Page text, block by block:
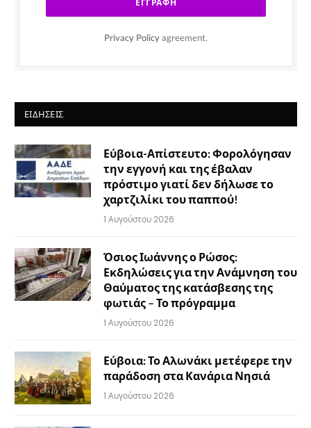
Privacy Policy agreement.
ΕΙΔΉΣΕΙΣ
Εύβοια-Απίστευτο: Φορολόγησαν
την εγγονή και της έβαλαν
πρόστιμο γιατί δεν δήλωσε το
χαρτζιλίκι του παππού!
1 Αυγούστου 2026
Όσιος Ιωάννης ο Ρώσος:
Εκδηλώσεις για την Ανάμνηση του
Θαύματος της κατάσβεσης της
φωτιάς – Το πρόγραμμα
1 Αυγούστου 2026
Εύβοια: Το Αλωνάκι μετέφερε την
παράδοση στα Κανάρια Νησιά
1 Αυγούστου 2026